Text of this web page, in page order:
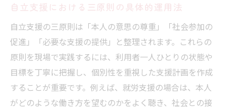
自立支援における三原則の具体的運用法
自立支援の三原則は「本人の意思の尊重」「社会参加の
促進」「必要な支援の提供」と整理されます。これらの
原則を現場で実践するには、利用者一人ひとりの状態や
目標を丁寧に把握し、個別性を重視した支援計画を作成
することが重要です。例えば、就労支援の場合は、本人
がどのような働き方を望むのかをよく聴き、社会との接